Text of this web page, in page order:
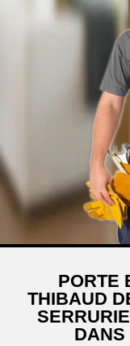
PORTE
THIBAUD
DANS